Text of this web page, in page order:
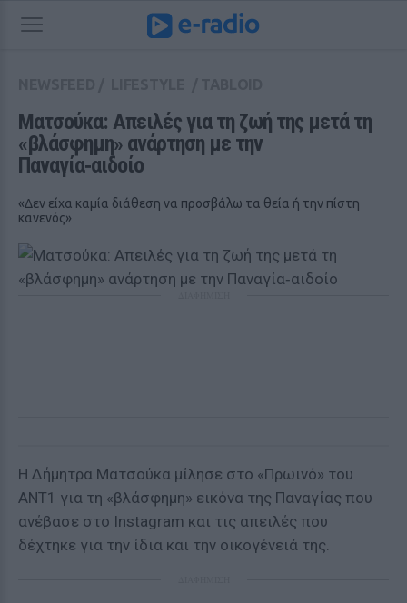
Ματσούκα: Απειλές για τη ζωή της μετά τη
«βλάσφημη» ανάρτηση με την
Παναγία‑αιδοίο
«Δεν είχα καμία διάθεση να προσβάλω τα θεία ή την πίστη
κανενός»
Η Δήμητρα Ματσούκα μίλησε στο «Πρωινό» του
ΑΝΤ1 για τη «βλάσφημη» εικόνα της Παναγίας που
ανέβασε στο Instagram και τις απειλές που
δέχτηκε για την ίδια και την οικογένειά της.